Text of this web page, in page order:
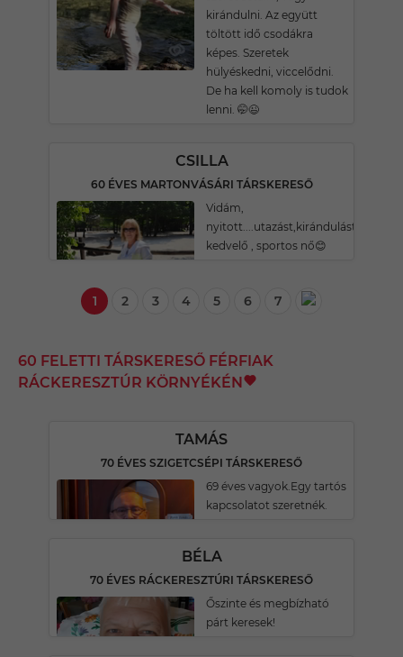
kirándulni. Az együtt
töltött idő csodákra
képes. Szeretek
hülyéskedni, viccelődni.
De ha kell komoly is tudok
lenni. 🤭😉
CSILLA
60 ÉVES MARTONVÁSÁRI TÁRSKERESŐ
Vidám,
kedvelő , sportos nő😊
1 2 3 4 5 6 7
60 FELETTI TÁRSKERESŐ FÉRFIAK
RÁCKERESZTÚR KÖRNYÉKÉN
TAMÁS
70 ÉVES SZIGETCSÉPI TÁRSKERESŐ
69 éves vagyok.Egy tartós
kapcsolatot szeretnék.
BÉLA
70 ÉVES RÁCKERESZTÚRI TÁRSKERESŐ
Őszinte és megbízható
párt keresek!